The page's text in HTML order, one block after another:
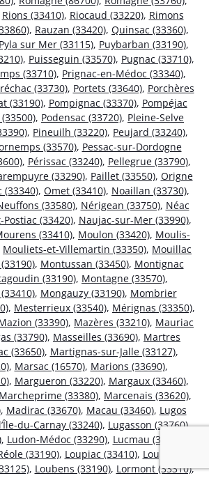
Rions (33410), Riocaud (33220), Rimons
, Rauzan (33420), Quinsac (33360),
Pyla sur Mer (33115), Puybarban (33190),
, Puisseguin (33570), Pugnac (33710),
(33710), Prignac-en-Médoc (33340),
(33730), Portets (33640), Porchères
(33190), Pompignac (33370), Pompéjac
, Podensac (33720), Pleine-Selve
, Pineuilh (33220), Peujard (33240),
(33570), Pessac-sur-Dordogne
, Périssac (33240), Pellegrue (33790),
(33290), Paillet (33550), Origne
(33340), Omet (33410), Noaillan (33730),
(33580), Nérigean (33750), Néac
(33420), Naujac-sur-Mer (33990),
(33410), Moulon (33420), Moulis-
Mouliets-et-Villemartin (33350), Mouillac
, Montussan (33450), Montignac
(33190), Montagne (33570),
, Mongauzy (33190), Mombrier
, Mesterrieux (33540), Mérignas (33350),
(33390), Mazères (33210), Mauriac
(33790), Masseilles (33690), Martres
(33650), Martignas-sur-Jalle (33127),
, Marsac (16570), Marions (33690),
, Margueron (33220), Margaux (33460),
Marcheprime (33380), Marcenais (33620),
, Madirac (33670), Macau (33460), Lugos
du-Carnay (33240), Lugasson (33760),
, Ludon-Médoc (33290), Lucmau (33840)
(33190), Loupiac (33410), Loupes
, Loubens (33190), Lormont (33310),